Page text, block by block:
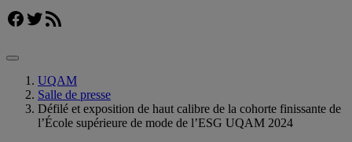
Facebook
Twitter
Flux RSS
UQAM
Salle de presse
Défilé et exposition de haut calibre de la cohorte finissante de
l’École supérieure de mode de l’ESG UQAM 2024